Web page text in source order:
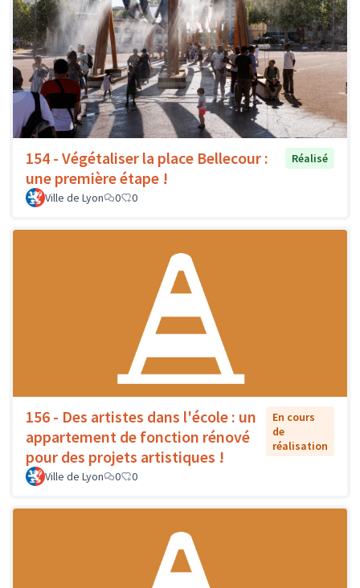
154 - Végétaliser la place Bellecour :
une première étape !
Réalisé
Ville de Lyon 0 0
156 - Des artistes dans l'école : un
appartement de fonction rénové
pour des projets artistiques !
En cours
de
réalisation
Ville de Lyon 0 0